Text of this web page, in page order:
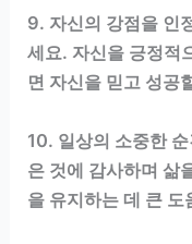
9. 자신의 강점을 인
세요. 자신을 긍정적
면 자신을 믿고 성공
10. 일상의 소중한
은 것에 감사하며 삶
을 유지하는 데 큰